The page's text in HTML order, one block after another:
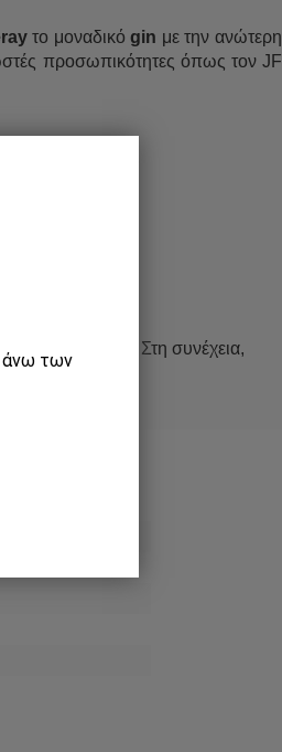
το μοναδικόgin με την ανώτερη
προσωπικότητες όπως τον JF
τον χυμό λάιμ. Στη συνέχεια,
άνω των